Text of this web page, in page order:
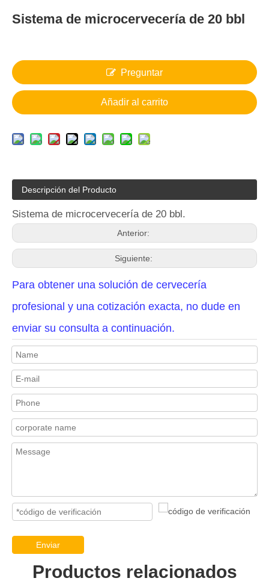
Sistema de microcervecería de 20 bbl
Preguntar
Añadir al carrito
Descripción del Producto
Sistema de microcervecería de 20 bbl.
Anterior:
Siguiente:
Para obtener una solución de cervecería
profesional y una cotización exacta, no dude en
enviar su consulta a continuación.
Enviar
Productos relacionados